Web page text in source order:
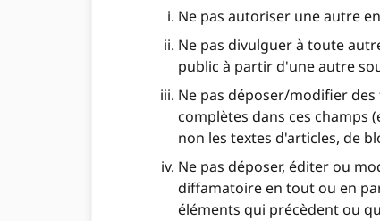
Ne pas autoriser une autre
Ne pas divulguer à toute
public à partir d'une autre
Ne pas déposer/modifier
complètes dans ces champs
non les textes d'articles, de
Ne pas déposer, éditer ou
diffamatoire en tout ou en
éléments qui précèdent ou